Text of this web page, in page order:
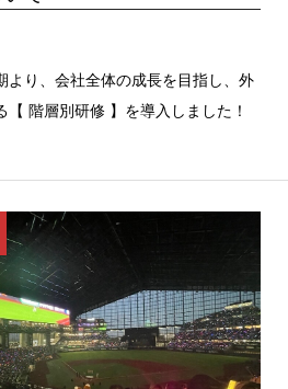
より、会社全体の成長を目指し、外
【 階層別研修 】を導入しました！